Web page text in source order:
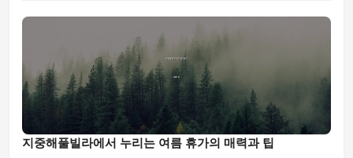
지중해풀빌라에서 누리는 여름 휴가의 매력과 팁